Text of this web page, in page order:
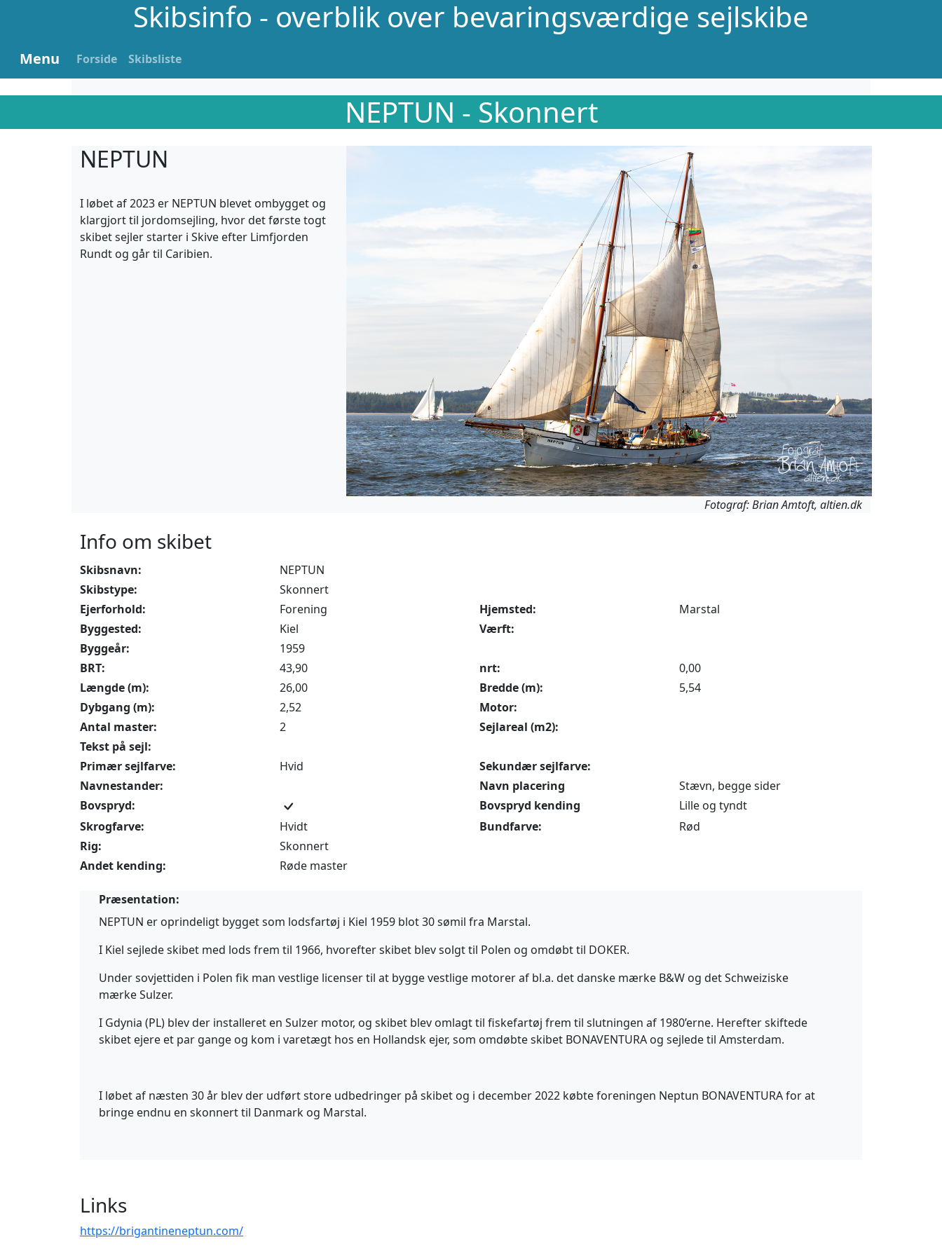
Skibsinfo - overblik over bevaringsværdige sejlskibe
Menu Forside Skibsliste
NEPTUN - Skonnert
NEPTUN
I løbet af 2023 er NEPTUN blevet ombygget og
klargjort til jordomsejling, hvor det første togt
skibet sejler starter i Skive efter Limfjorden
Rundt og går til Caribien.
Fotograf: Brian Amtoft, altien.dk
Info om skibet
Skibsnavn:
NEPTUN
Skibstype:
Skonnert
Ejerforhold:
Forening Hjemsted:
Marstal
Byggested:
Kiel
Værft:
Byggeår:
1959
BRT:
43,90 nrt:
0,00
Længde (m):
26,00 Bredde (m):
5,54
Dybgang (m):
2,52
Motor:
Antal master:
2
Sejlareal (m2):
Tekst på sejl:
Primær sejlfarve:
Hvid
Sekundær sejlfarve:
Navnestander:
Navn placering
Stævn, begge sider
Bovspryd:
Bovspryd kending
Lille og tyndt
Skrogfarve:
Hvidt Bundfarve:
Rød
Rig:
Skonnert
Andet kending:
Røde master
Præsentation:
NEPTUN er oprindeligt bygget som lodsfartøj i Kiel 1959 blot 30 sømil fra Marstal.
I Kiel sejlede skibet med lods frem til 1966, hvorefter skibet blev solgt til Polen og omdøbt til DOKER.
Under sovjettiden i Polen fik man vestlige licenser til at bygge vestlige motorer af bl.a. det danske mærke B&W og det Schweiziske
mærke Sulzer.
I Gdynia (PL) blev der installeret en Sulzer motor, og skibet blev omlagt til fiskefartøj frem til slutningen af 1980’erne. Herefter skiftede
skibet ejere et par gange og kom i varetægt hos en Hollandsk ejer, som omdøbte skibet BONAVENTURA og sejlede til Amsterdam.
I løbet af næsten 30 år blev der udført store udbedringer på skibet og i december 2022 købte foreningen Neptun BONAVENTURA for at
bringe endnu en skonnert til Danmark og Marstal.
Links
https://brigantineneptun.com/